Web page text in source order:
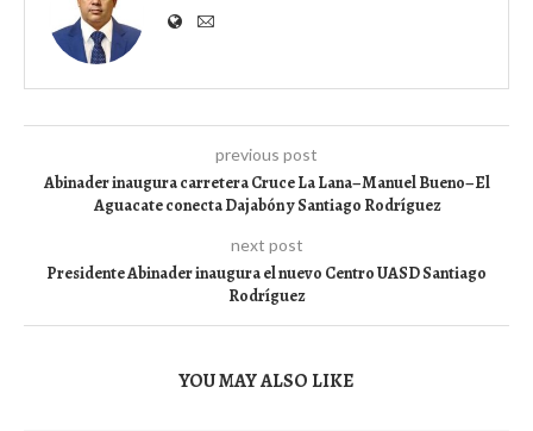
previous post
Abinader inaugura carretera Cruce La Lana–Manuel Bueno–El
Aguacate conecta Dajabón y Santiago Rodríguez
next post
Presidente Abinader inaugura el nuevo Centro UASD Santiago
Rodríguez
YOU MAY ALSO LIKE